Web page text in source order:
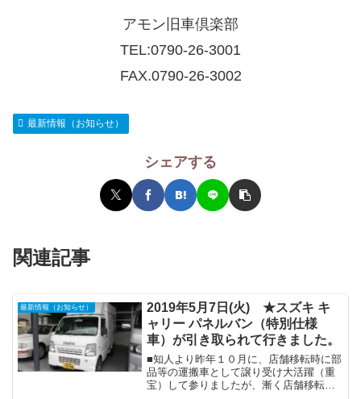
アモン旧車倶楽部
TEL:0790-26-3001
FAX.0790-26-3002
最新情報（お知らせ）
シェアする
関連記事
最新情報（お知らせ）
2019年5月7日(火) ★スズキ キ
ャリー パネルバン（特別仕様
車）が引き取られて行きました。
■知人より昨年１０月に、店舗移転時に部
品等の運搬車として譲り受け大活躍（重
宝）して参りましたが、漸く店舗移転も